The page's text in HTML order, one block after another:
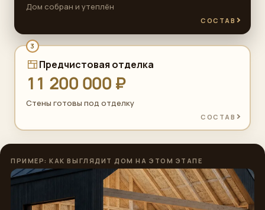
Дом собран и утеплён
СОСТАВ
3
Предчистовая отделка
11 200 000 ₽
Стены готовы под отделку
СОСТАВ
ПРИМЕР: КАК ВЫГЛЯДИТ ДОМ НА ЭТОМ ЭТАПЕ